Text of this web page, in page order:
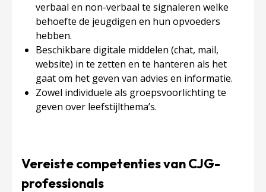
verbaal en non-verbaal te signaleren welke
behoefte de jeugdigen en hun opvoeders
hebben.
Beschikbare digitale middelen (chat, mail,
website) in te zetten en te hanteren als het
gaat om het geven van advies en informatie.
Zowel individuele als groepsvoorlichting te
geven over leefstijlthema’s.
Vereiste competenties van CJG-
professionals